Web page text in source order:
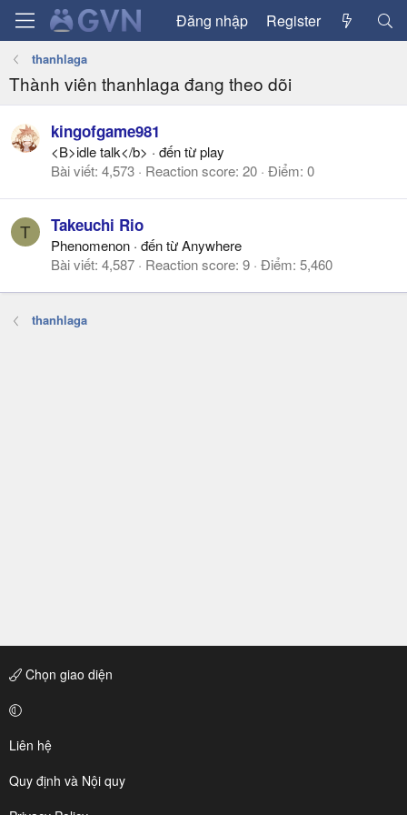
Đăng nhập Register
thanhlaga
Thành viên thanhlaga đang theo dõi
kingofgame981
<B>idle talk</b> · đến từplay
Bài viết 4,573 Reaction score 20 Điểm 0
T Takeuchi Rio
Phenomenon · đến từAnywhere
Bài viết 4,587 Reaction score 9 Điểm 5,460
thanhlaga
Chọn giao diện
Liên hệ
Quy định và Nội quy